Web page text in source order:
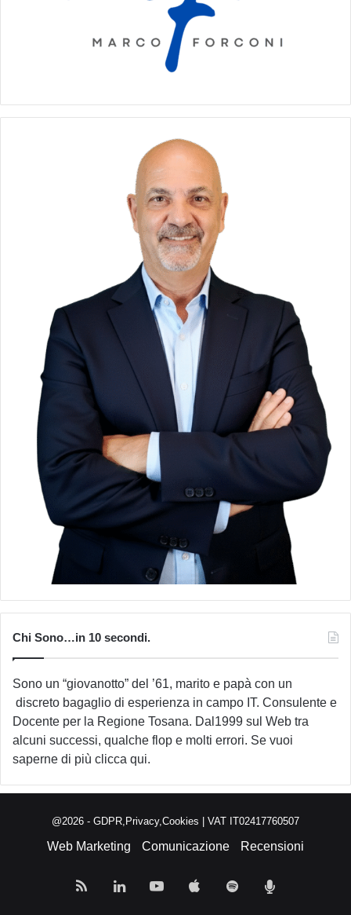
Chi Sono…in 10 secondi.
Sono un “giovanotto” del ’61, marito e papà con un
discreto bagaglio di esperienza in campo IT. Consulente e
Docente per la Regione Tosana. Dal1999 sul Web tra
alcuni successi, qualche flop e molti errori. Se vuoi
saperne di più clicca qui.
@2026 - GDPR,Privacy,Cookies | VAT IT02417760507
Web Marketing Comunicazione Recensioni
RSS LinkedInYou AppleSpotifyPodcast